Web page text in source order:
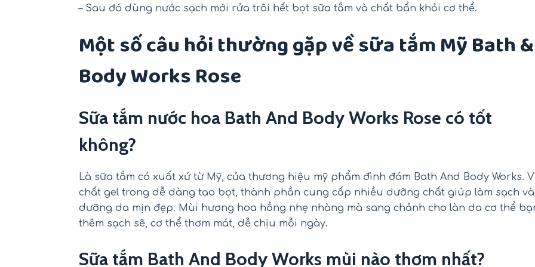
– Sau đó dùng nước sạch mới rửa trôi hết bọt sữa tắm và chất bẩn khỏi cơ thể.
Một số câu hỏi thường gặp về sữa tắm Mỹ Bath &
Body Works Rose
Sữa tắm nước hoa Bath And Body Works Rose có tốt
không?
Là sữa tắm có xuất xứ từ Mỹ, của thương hiệu mỹ phẩm đình đám Bath And Body Works.
chất gel trong dễ dàng tạo bọt, thành phần cung cấp nhiều dưỡng chất giúp làm sạch và
dưỡng da mịn đẹp. Mùi hương hoa hồng nhẹ nhàng mà sang chảnh cho làn da cơ thể
thêm sạch sẽ, cơ thể thơm mát, dễ chịu mỗi ngày.
Sữa tắm Bath And Body Works mùi nào thơm nhất?